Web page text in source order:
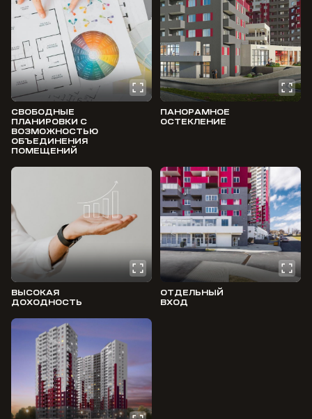
СВОБОДНЫЕ
ПЛАНИРОВКИ С
ВОЗМОЖНОСТЬЮ
ОБЪЕДИНЕНИЯ
ПОМЕЩЕНИЙ
ПАНОРАМНОЕ
ОСТЕКЛЕНИЕ
ВЫСОКАЯ
ДОХОДНОСТЬ
ОТДЕЛЬНЫЙ
ВХОД